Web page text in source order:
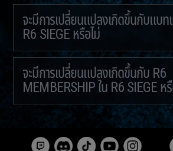
จะมีการเปลี่ยนแปลงเกิดขึ้นกับแบท
R6 SIEGE หรือไม่
จะมีการเปลี่ยนแปลงเกิดขึ้นกับ R6
MEMBERSHIP ใน R6 SIEGE ห